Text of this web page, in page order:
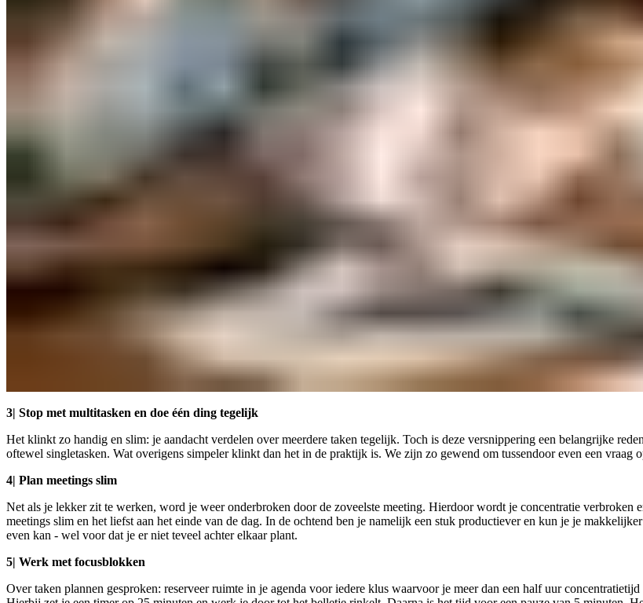
3| Stop met multitasken en doe één ding tegelijk
Het klinkt zo handig en slim: je aandacht verdelen over meerdere taken tegelijk. Toch is deze versnippering een belangrijke
oftewel singletasken. Wat overigens simpeler klinkt dan het in de praktijk is. We zijn zo gewend om tussendoor even een vraag
4| Plan meetings slim
Net als je lekker zit te werken, word je weer onderbroken door de zoveelste meeting. Hierdoor wordt je concentratie verbroken
meetings slim en het liefst aan het einde van de dag. In de ochtend ben je namelijk een stuk productiever en kun je je
even kan - wel voor dat je er niet teveel achter elkaar plant.
5| Werk met focusblokken
Over taken plannen gesproken: reserveer ruimte in je agenda voor iedere klus waarvoor je meer dan een half uur